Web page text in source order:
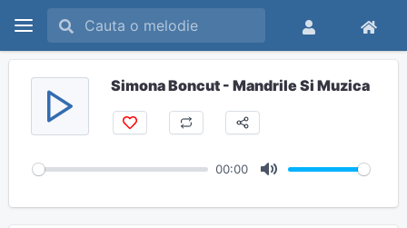
Simona Boncut - Mandrile Si Muzica
00:00
u